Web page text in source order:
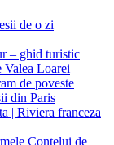
de o zi
– ghid turistic
Valea Loarei
de poveste
din Paris
| Riviera franceza
Contelui de